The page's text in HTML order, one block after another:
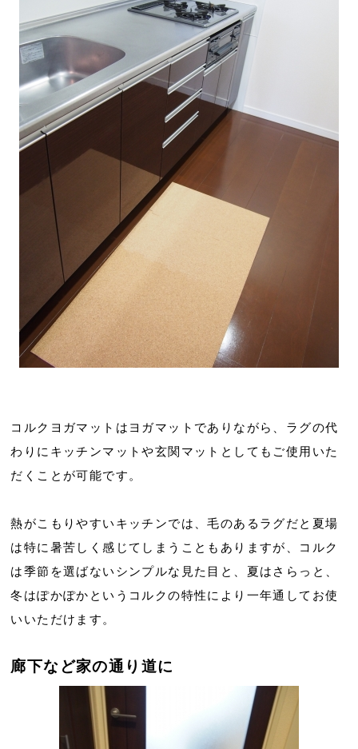
コルクヨガマットはヨガマットでありながら、ラグの代
わりにキッチンマットや玄関マットとしてもご使用いた
だくことが可能です。
熱がこもりやすいキッチンでは、毛のあるラグだと夏場
は特に暑苦しく感じてしまうこともありますが、コルク
は季節を選ばないシンプルな見た目と、夏はさらっと、
冬はぽかぽかというコルクの特性により一年通してお使
いいただけます。
廊下など家の通り道に